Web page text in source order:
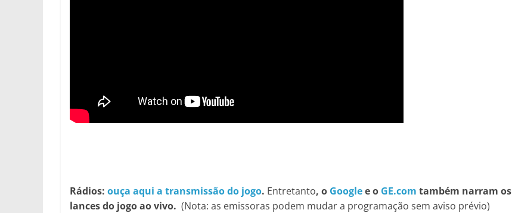
Rádios: ouça aqui a transmissão do jogo. Entretanto, o Googlee o GE.com também narram os
lances do jogo ao vivo. (Nota: as emissoras podem mudar a programação sem aviso prévio)